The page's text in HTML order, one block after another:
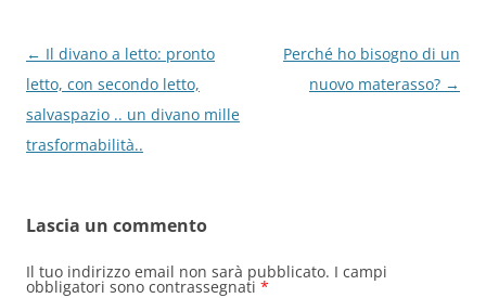
k
Navigazione
articolo
← Il divano a letto: pronto
letto, con secondo letto,
salvaspazio .. un divano mille
trasformabilità..
Perché ho bisogno di un
nuovo materasso? →
Lascia un commento
Il tuo indirizzo email non sarà pubblicato. I campi
obbligatori sono contrassegnati *